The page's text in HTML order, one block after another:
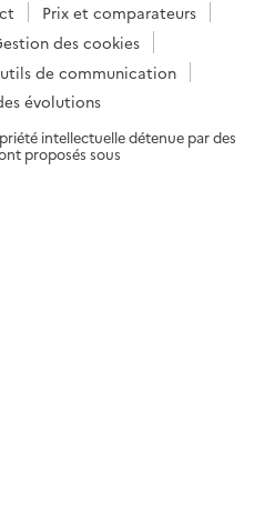
Prix et comparateurs
des cookies
de communication
évolutions
intellectuelle détenue par des
proposés sous